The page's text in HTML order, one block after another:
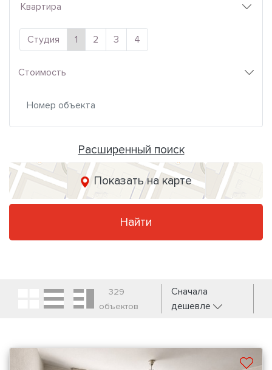
Квартира
Студия 1 2 3 4
Стоимость
Расширенный поиск
Показать на карте
Найти
329
объектов
Сначала
дешевле